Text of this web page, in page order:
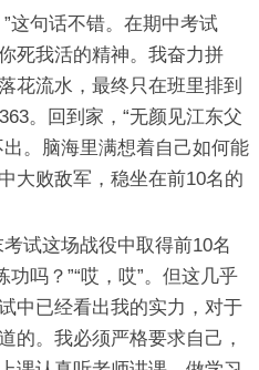
句话不错。在期中考试
死我活的精神。我奋力拼
花流水，最终只在班里排到
。回到家，“无颜见江东父
。脑海里满想着自己如何能
败敌军，稳坐在前10名的
试这场战役中取得前10名
功吗？”“哎，哎”。但这几乎
中已经看出我的实力，对于
的。我必须严格要求自己，